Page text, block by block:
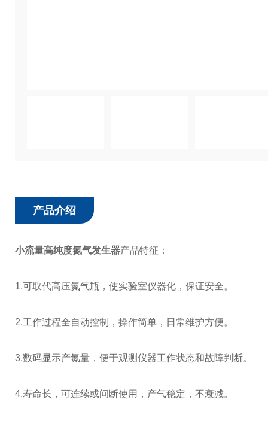
产品介绍
小流量高纯度氮气发生器产品特征：
1.可取代高压氮气瓶，使实验室仪器化，保证安全。
2.工作过程全自动控制，操作简单，日常维护方便。
3.数码显示产氮量，便于观测仪器工作状态和故障判断。
4.寿命长，可连续或间断使用，产气稳定，不衰减。